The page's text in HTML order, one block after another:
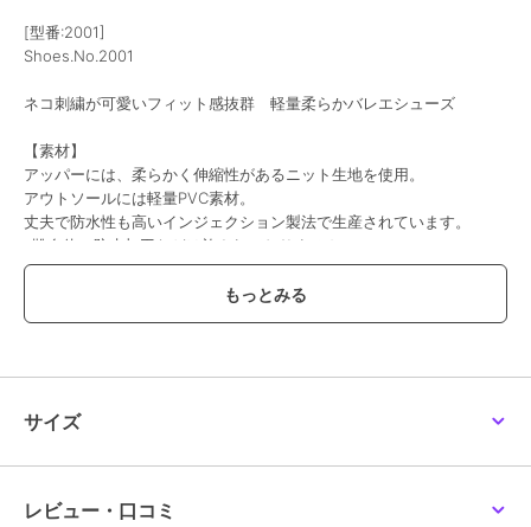
[型番:2001]
Shoes.No.2001
ネコ刺繍が可愛いフィット感抜群 軽量柔らかバレエシューズ
【素材】
アッパーには、柔らかく伸縮性があるニット生地を使用。
アウトソールには軽量PVC素材。
丈夫で防水性も高いインジェクション製法で生産されています。
※靴自体に防水加工などは施されておりません
猫のシルエットに赤色の首輪をアクセントにしたデザインの刺繍を施
に不安がある方でもフィッティングしやすいアイテムです。
足元をいつものスニーカーからチェンジするだけで印象がグッと大人
っている為、履き心地もフワフワ！アウトソールの返りも◎です。
サイズ
レビュー・口コミ